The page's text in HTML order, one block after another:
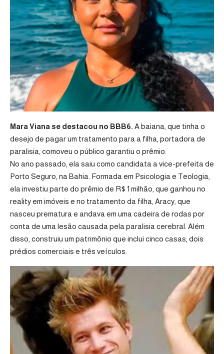
Mara Viana se destacou no BBB6. A baiana, que tinha o
desejo de pagar um tratamento para a filha, portadora de
paralisia, comoveu o público garantiu o prêmio.
No ano passado, ela saiu como candidata a vice-prefeita de
Porto Seguro, na Bahia. Formada em Psicologia e Teologia,
ela investiu parte do prêmio de R$ 1 milhão, que ganhou no
reality em imóveis e no tratamento da filha, Aracy, que
nasceu prematura e andava em uma cadeira de rodas por
conta de uma lesão causada pela paralisia cerebral. Além
disso, construiu um patrimônio que inclui cinco casas, dois
prédios comerciais e três veículos.